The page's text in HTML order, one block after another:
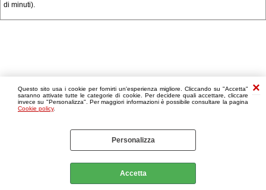
Questo sito usa i cookie per fornirti un'esperienza migliore. Cliccando su "Accetta"
saranno attivate tutte le categorie di cookie. Per decidere quali accettare, cliccare
invece su "Personalizza". Per maggiori informazioni è possibile consultare la pagina
Cookie policy.
Personalizza
Accetta
di minuti).